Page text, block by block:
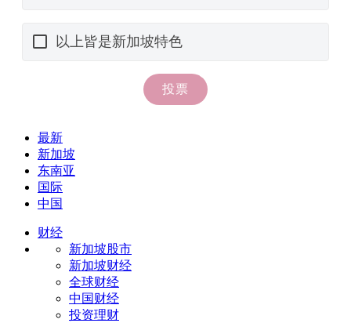
最新
新加坡
东南亚
国际
中国
财经
新加坡股市
新加坡财经
全球财经
中国财经
投资理财